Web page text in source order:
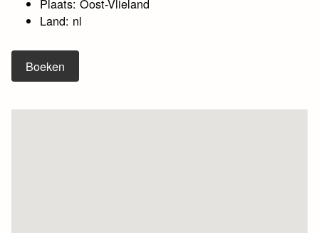
Plaats: Oost-Vlieland
Land: nl
Boeken